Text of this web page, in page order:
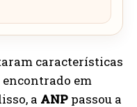
características
em
a ANP passou a